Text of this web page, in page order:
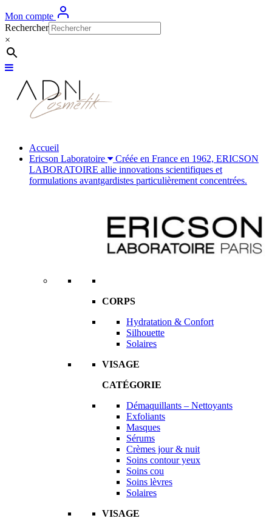
Mon compte
Rechercher
×
Accueil
Ericson Laboratoire
Créée en France en 1962, ERICSON
LABORATOIRE allie innovations scientifiques et
formulations avantgardistes particulièrement concentrées.
CORPS
Hydratation & Confort
Silhouette
Solaires
VISAGE
CATÉGORIE
Démaquillants – Nettoyants
Exfoliants
Masques
Sérums
Crèmes jour & nuit
Soins contour yeux
Soins cou
Soins lèvres
Solaires
VISAGE